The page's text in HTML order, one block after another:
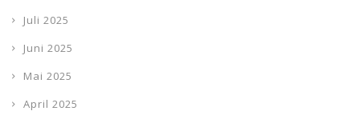
Juli 2025
Juni 2025
Mai 2025
April 2025